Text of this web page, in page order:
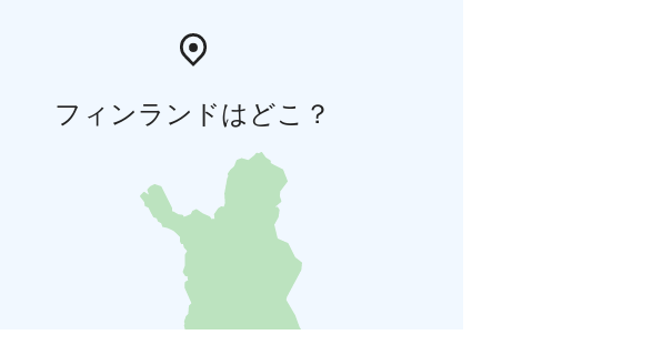
フィンランドはどこ？